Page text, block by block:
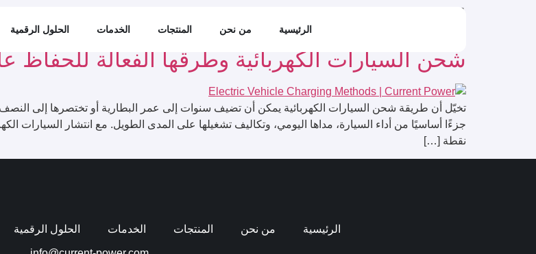
الرئيسية من نحن المنتجات الخدمات الحلول الرقمية الوسم: طريقة شحن السيارات الكهربائية
شحن السيارات الكهربائية وطرقها الفعالة للحفاظ
تخيّل أن طريقة شحن السيارات الكهربائية يمكن أن تضيف سنوات إلى عمر البطارية أو تختصرها إلى
جزءًا أساسيًا من أداء السيارة، مداها اليومي، وتكاليف تشغيلها على المدى الطويل. مع انتشار السيارات
نقطة […]
الرئيسية من نحن المنتجات الخدمات الحلول الرقمية